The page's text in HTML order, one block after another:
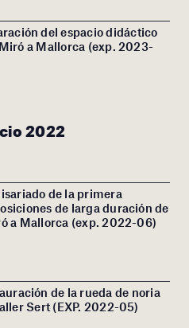
del espacio didáctico
a Mallorca (exp. 2023-
2022
de la primera
de larga duración de
a Mallorca (exp. 2022-06)
de la rueda de noria
Sert (EXP. 2022-05)